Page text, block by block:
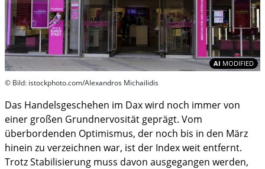
AI MODIFIED
© Bild: istockphoto.com/Alexandros Michailidis
Das Handelsgeschehen im Dax wird noch immer von
einer großen Grundnervosität geprägt. Vom
überbordenden Optimismus, der noch bis in den März
hinein zu verzeichnen war, ist der Index weit entfernt.
Trotz Stabilisierung muss davon ausgegangen werden,